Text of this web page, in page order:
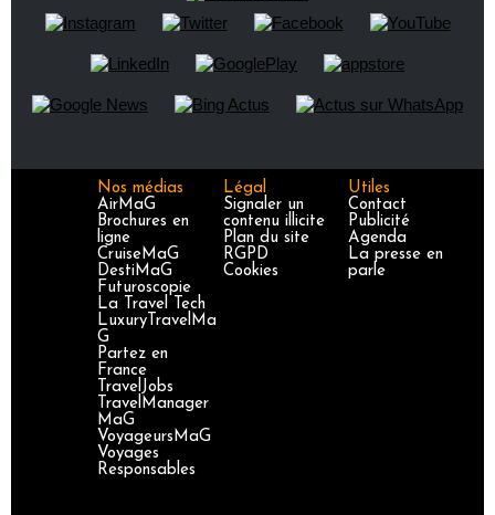
Nos médias
AirMaG
Brochures en
ligne
CruiseMaG
DestiMaG
Futuroscopie
La Travel Tech
LuxuryTravelMa
G
Partez en
France
TravelJobs
TravelManager
MaG
VoyageursMaG
Voyages
Responsables
Légal
Signaler un
contenu illicite
Plan du site
RGPD
Cookies
Utiles
Contact
Publicité
Agenda
La presse en
parle